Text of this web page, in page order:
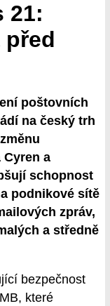
21:
poštovních
na český trh
a
schopnost
podnikové sítě
zpráv,
a středně
bezpečnost
které